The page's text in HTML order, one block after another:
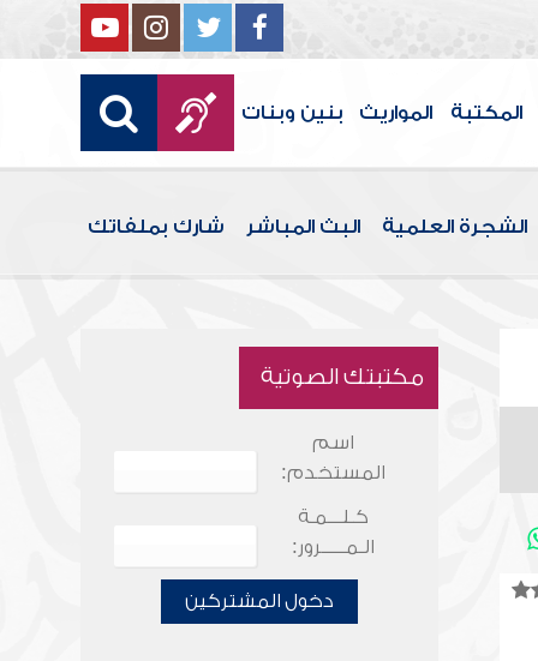
المكتبة المواريث بنين وبنات
الشجرة العلمية البث المباشر شارك بملفاتك
مكتبتك الصوتية
اسم
المستخدم:
كـلـــمـة
الـمـــــرور:
دخول المشتركين